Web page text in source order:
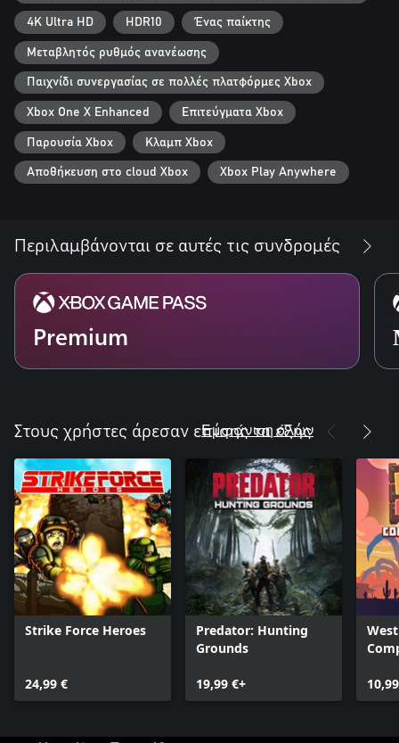
4K Ultra HD HDR10 Ένας παίκτης
Μεταβλητός ρυθμός ανανέωσης
Παιχνίδι συνεργασίας σε πολλές πλατφόρμες Xbox
Xbox One X Enhanced Επιτεύγματα Xbox
Παρουσία Xbox Κλαμπ Xbox
Αποθήκευση στο cloud Xbox Xbox Play Anywhere
Περιλαμβάνονται σε αυτές τις συνδρομές
Premium
Στους χρήστες άρεσαν επίσης τα εξής
Εμφάνιση όλων
Strike Force Heroes
24,99 €
Predator: Hunting
Grounds
19,99 €+